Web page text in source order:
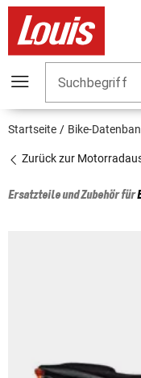
Suchbegriff
Startseite Bike-
Zurück zur
Ersatzteile und Zubehör für